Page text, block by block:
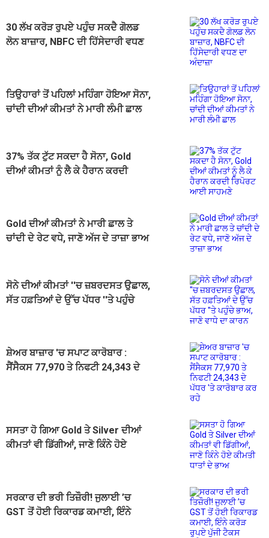
30 ਲੱਖ ਕਰੋੜ ਰੁਪਏ ਪਹੁੰਚ ਸਕਦੈ ਗੋਲਡ
ਲੋਨ ਬਾਜ਼ਾਰ, NBFC ਦੀ ਹਿੱਸੇਦਾਰੀ ਵਧਣ
ਤਿਉਹਾਰਾਂ ਤੋਂ ਪਹਿਲਾਂ ਮਹਿੰਗਾ ਹੋਇਆ ਸੋਨਾ,
ਚਾਂਦੀ ਦੀਆਂ ਕੀਮਤਾਂ ਨੇ ਮਾਰੀ ਲੰਮੀ ਛਾਲ
37% ਤੱਕ ਟੁੱਟ ਸਕਦਾ ਹੈ ਸੋਨਾ, Gold
ਦੀਆਂ ਕੀਮਤਾਂ ਨੂੰ ਲੈ ਕੇ ਹੈਰਾਨ ਕਰਦੀ
Gold ਦੀਆਂ ਕੀਮਤਾਂ ਨੇ ਮਾਰੀ ਛਾਲ ਤੇ
ਚਾਂਦੀ ਦੇ ਰੇਟ ਵਧੇ, ਜਾਣੋ ਅੱਜ ਦੇ ਤਾਜ਼ਾ ਭਾਅ
ਸੋਨੇ ਦੀਆਂ ਕੀਮਤਾਂ ''ਚ ਜ਼ਬਰਦਸਤ ਉਛਾਲ,
ਸੱਤ ਹਫ਼ਤਿਆਂ ਦੇ ਉੱਚ ਪੱਧਰ ''ਤੇ ਪਹੁੰਚੇ
ਸ਼ੇਅਰ ਬਾਜ਼ਾਰ 'ਚ ਸਪਾਟ ਕਾਰੋਬਾਰ :
ਸੈਂਸੈਕਸ 77,970 ਤੇ ਨਿਫਟੀ 24,343 ਦੇ
ਸਸਤਾ ਹੋ ਗਿਆ Gold ਤੇ Silver ਦੀਆਂ
ਕੀਮਤਾਂ ਵੀ ਡਿੱਗੀਆਂ, ਜਾਣੋ ਕਿੰਨੇ ਹੋਏ
ਸਰਕਾਰ ਦੀ ਭਰੀ ਤਿਜ਼ੌਰੀ! ਜੁਲਾਈ ’ਚ
GST ਤੋਂ ਹੋਈ ਰਿਕਾਰਡ ਕਮਾਈ, ਇੰਨੇ